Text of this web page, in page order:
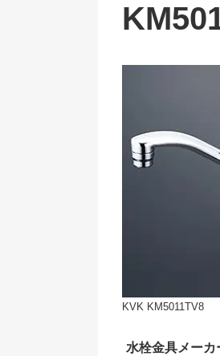
KVK KM5011TV8
水栓金具メーカ